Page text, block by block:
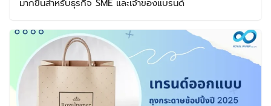
มากขึ้นสำหรับธุรกิจ SME และเจ้าของแบรนด์